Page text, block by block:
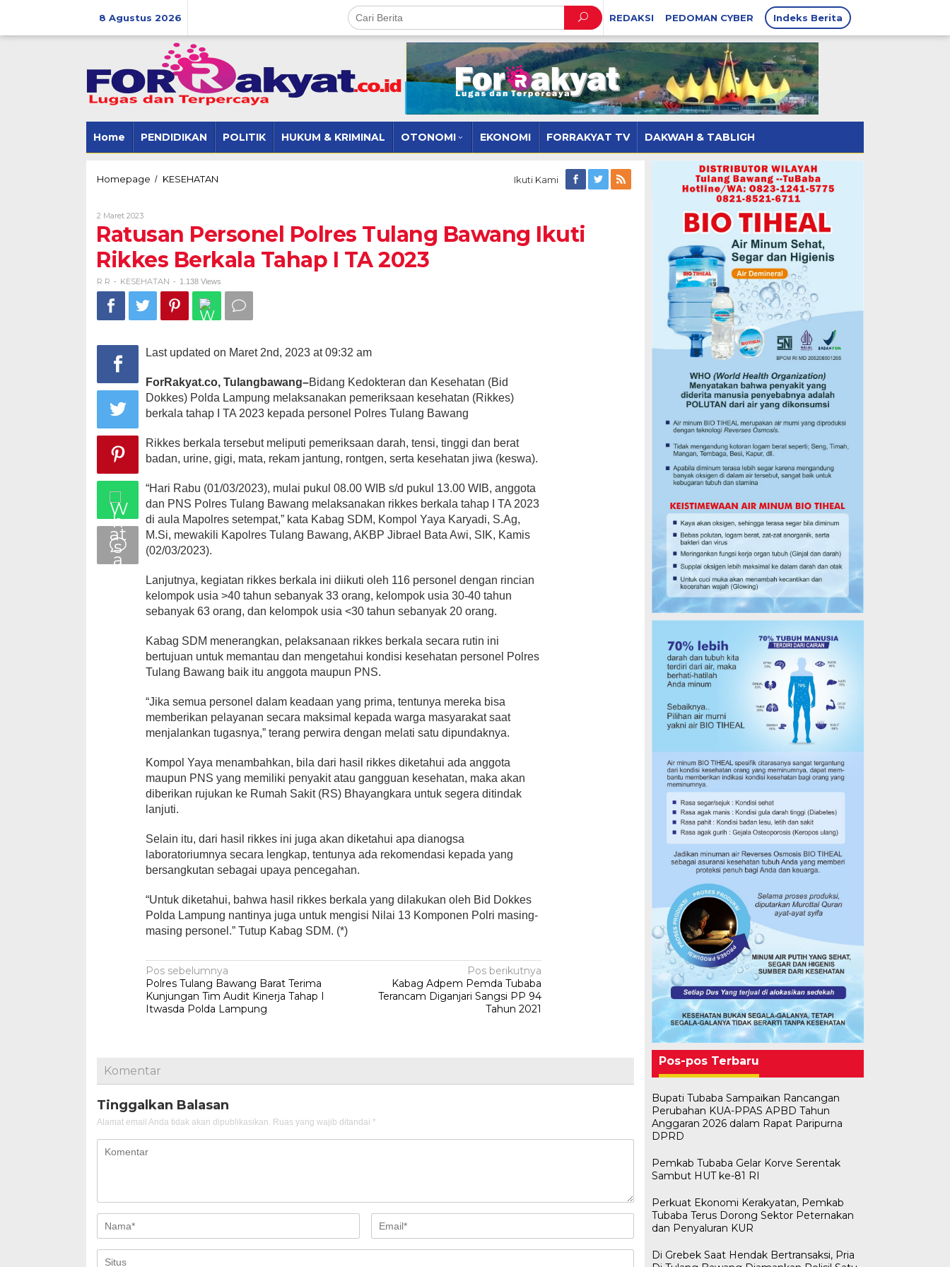
8 Agustus 2026 REDAKSI PEDOMAN CYBER Indeks Berita
Home PENDIDIKAN POLITIK HUKUM & KRIMINAL OTONOMI EKONOMI FORRAKYAT TV DAKWAH & TABLIGH
Homepage / KESEHATAN
Bawang
Ikuti
Rikkes
Berkala
Tahap
I
2023
Ikuti Kami
2 Maret 2023Oleh
R
Ratusan Personel Polres Tulang Bawang Ikuti
Rikkes Berkala Tahap I TA 2023
R R - KESEHATAN - 1.138 Views
Last updated on Maret 2nd, 2023 at 09:32 am
ForRakyat.co, Tulangbawang–Bidang Kedokteran dan Kesehatan (Bid
Dokkes) Polda Lampung melaksanakan pemeriksaan kesehatan (Rikkes)
berkala tahap I TA 2023 kepada personel Polres Tulang Bawang
Rikkes berkala tersebut meliputi pemeriksaan darah, tensi, tinggi dan berat
badan, urine, gigi, mata, rekam jantung, rontgen, serta kesehatan jiwa (keswa).
“Hari Rabu (01/03/2023), mulai pukul 08.00 WIB s/d pukul 13.00 WIB, anggota
dan PNS Polres Tulang Bawang melaksanakan rikkes berkala tahap I TA 2023
di aula Mapolres setempat,” kata Kabag SDM, Kompol Yaya Karyadi, S.Ag,
M.Si, mewakili Kapolres Tulang Bawang, AKBP Jibrael Bata Awi, SIK, Kamis
(02/03/2023).
Lanjutnya, kegiatan rikkes berkala ini diikuti oleh 116 personel dengan rincian
kelompok usia >40 tahun sebanyak 33 orang, kelompok usia 30-40 tahun
sebanyak 63 orang, dan kelompok usia <30 tahun sebanyak 20 orang.
Kabag SDM menerangkan, pelaksanaan rikkes berkala secara rutin ini
bertujuan untuk memantau dan mengetahui kondisi kesehatan personel Polres
Tulang Bawang baik itu anggota maupun PNS.
“Jika semua personel dalam keadaan yang prima, tentunya mereka bisa
memberikan pelayanan secara maksimal kepada warga masyarakat saat
menjalankan tugasnya,” terang perwira dengan melati satu dipundaknya.
Kompol Yaya menambahkan, bila dari hasil rikkes diketahui ada anggota
maupun PNS yang memiliki penyakit atau gangguan kesehatan, maka akan
diberikan rujukan ke Rumah Sakit (RS) Bhayangkara untuk segera ditindak
lanjuti.
Selain itu, dari hasil rikkes ini juga akan diketahui apa dianogsa
laboratoriumnya secara lengkap, tentunya ada rekomendasi kepada yang
bersangkutan sebagai upaya pencegahan.
“Untuk diketahui, bahwa hasil rikkes berkala yang dilakukan oleh Bid Dokkes
Polda Lampung nantinya juga untuk mengisi Nilai 13 Komponen Polri masing-
masing personel.” Tutup Kabag SDM. (*)
Navigasi
pos
Pos sebelumnya
Polres Tulang Bawang Barat Terima
Kunjungan Tim Audit Kinerja Tahap I
Itwasda Polda Lampung
Pos berikutnya
Kabag Adpem Pemda Tubaba
Terancam Diganjari Sangsi PP 94
Tahun 2021
Komentar
Tinggalkan Balasan
Alamat email Anda tidak akan dipublikasikan. Ruas yang wajib ditandai *
Pos-pos Terbaru
Bupati Tubaba Sampaikan Rancangan
Perubahan KUA-PPAS APBD Tahun
Anggaran 2026 dalam Rapat Paripurna
DPRD
Pemkab Tubaba Gelar Korve Serentak
Sambut HUT ke-81 RI
Perkuat Ekonomi Kerakyatan, Pemkab
Tubaba Terus Dorong Sektor Peternakan
dan Penyaluran KUR
Di Grebek Saat Hendak Bertransaksi, Pria